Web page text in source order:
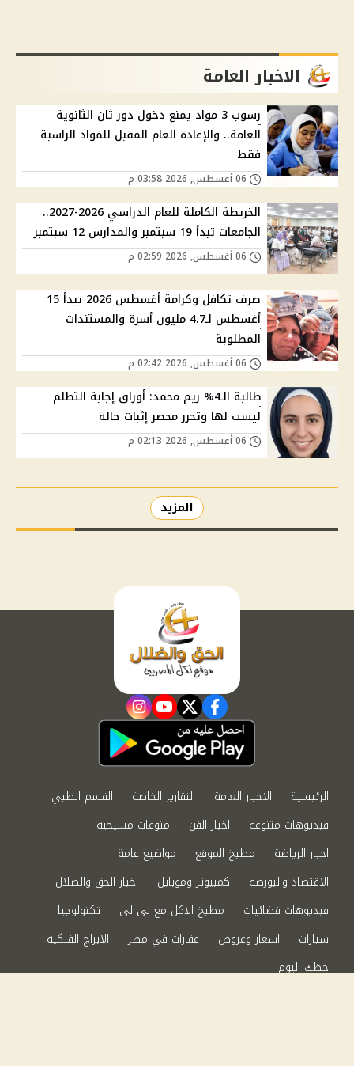
الاخبار العامة
رسوب 3 مواد يمنع دخول دور ثان الثانوية
العامة.. والإعادة العام المقبل للمواد الراسبة
فقط
الخريطة الكاملة للعام الدراسي 2026-2027..
الجامعات تبدأ 19 سبتمبر والمدارس 12 سبتمبر
صرف تكافل وكرامة أغسطس 2026 يبدأ 15
أغسطس لـ4.7 مليون أسرة والمستندات
المطلوبة
طالبة الـ4% ريم محمد: أوراق إجابة التظلم
ليست لها وتحرر محضر إثبات حالة
المزيد
facebook
twitter
youtube
instagram
الرئيسية الاخبار العامة التقارير الخاصة
القسم الطبي
فيديوهات متنوعة
اخبار الفن
منوعات مسيحية
اخبار الرياضة
مطبخ الموقع
مواضيع عامة
الاقتصاد والبورصة
كمبيوتر وموبايل
اخبار الحق والضلال
فيديوهات فضائيات
مطبخ الاكل مع لى لى
تكنولوجيا
سيارات
اسعار وعروض عقارات في مصر
الابراج الفلكية
حظك اليوم